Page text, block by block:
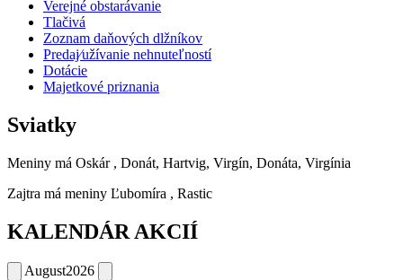
Verejné obstarávanie
Tlačivá
Zoznam daňových dlžníkov
Predaj⁄užívanie nehnuteľností
Dotácie
Majetkové priznania
Sviatky
Meniny má Oskár , Donát, Hartvig, Virgín, Donáta, Virgínia
Zajtra má meniny Ľubomíra , Rastic
KALENDÁR AKCIÍ
August2026